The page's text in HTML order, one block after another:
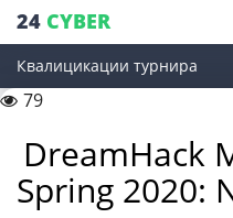
24 CYBER
Квалицикации турнира
79
DreamHack
Spring 2020: